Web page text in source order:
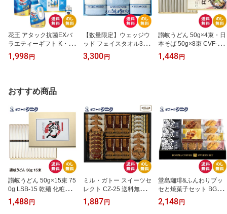
花王 アタック抗菌EXバ
ラエティーギフト K・AU
-15A 送料無料 洗濯 台所
洗剤 詰替 液体 キュキュ
供 粗供養 香典返し 彼岸
お中元 暑中お見舞い お
日 敬老の日
1,998円
【数量限定】ウェッジウ
ッド フェイスタオル3P T
T88300616 送料無料 ブ
ルー フェイスタオル 綿1
母の日 父の日 敬老の日
3,300円
讃岐うどん 50g×4束・日
本そば 50g×8束 CVF-15
送料無料 計12束 600g 乾
麺 化粧箱 巣ごもり ギフ
1,448円
おすすめ商品
讃岐うどん 50g×15束 75
0g LSB-15 乾麺 化粧箱
送料無料 巣ごもり ギフ
ト 彼岸 内祝 快気祝 御礼
1,488円
ミル・ガトー スイーツセ
レクト CZ-25 送料無料
ミルク クランチ クッキ
ー ナッツ チョコ ラング
1,887円
堂島珈琲&ふんわりブッ
セと焼菓子セット BGF-B
ER 送料無料 ドリップコ
ーヒー あまおう苺 レモ
2,148円